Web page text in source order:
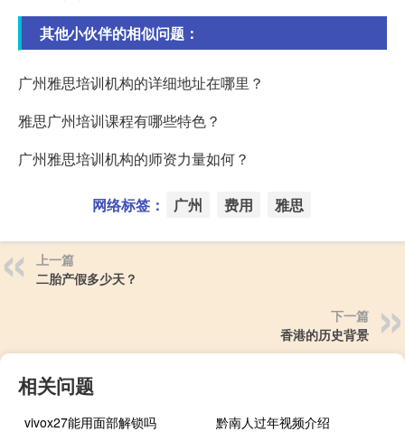
其他小伙伴的相似问题：
广州雅思培训机构的详细地址在哪里？
雅思广州培训课程有哪些特色？
广州雅思培训机构的师资力量如何？
网络标签： 广州 费用 雅思
上一篇
二胎产假多少天？
下一篇
香港的历史背景
相关问题
vivox27能用面部解锁吗 黔南人过年视频介绍